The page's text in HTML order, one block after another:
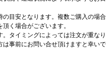
の目安となります。複数ご購入の場合
く場合がございます。
タイミングによっては注文が重なり
事前にお問い合せ頂けますと幸いで